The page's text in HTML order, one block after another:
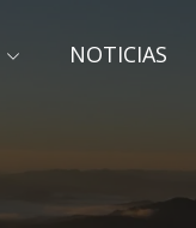
NOTICIAS